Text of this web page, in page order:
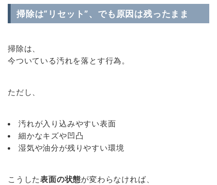
掃除は“リセット”、でも原因は残ったまま
掃除は、
今ついている汚れを落とす行為。
ただし、
汚れが入り込みやすい表面
細かなキズや凹凸
湿気や油分が残りやすい環境
こうした表面の状態が変わらなければ、